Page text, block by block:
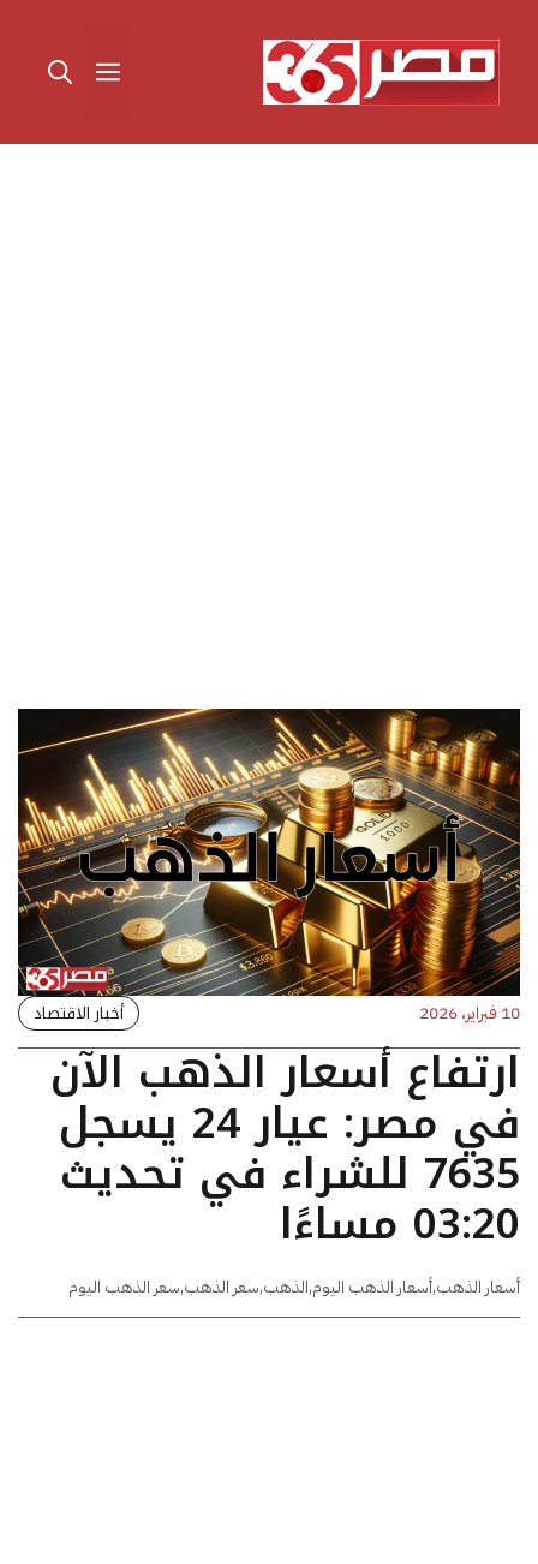
المحتوى القائمة
10 فبراير، 2026 أخبار الاقتصاد
ارتفاع أسعار الذهب الآن
في مصر: عيار 24 يسجل
7635 للشراء في تحديث
03:20 مساءًا
أسعار الذهب,أسعار الذهب اليوم,الذهب,سعر الذهب,سعر الذهب اليوم